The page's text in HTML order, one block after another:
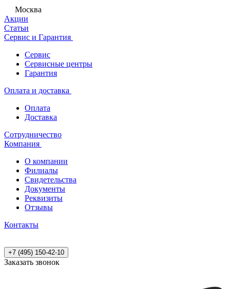
Москва
Акции
Статьи
Сервис и Гарантия
Сервис
Сервисные центры
Гарантия
Оплата и доставка
Оплата
Доставка
Сотрудничество
Компания
О компании
Филиалы
Свидетельства
Документы
Реквизиты
Отзывы
Контакты
+7 (495) 150-42-10
Заказать звонок